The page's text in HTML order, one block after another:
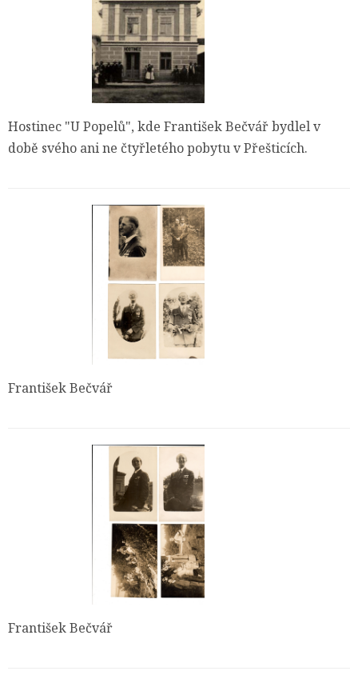
Hostinec "U Popelů", kde František Bečvář bydlel v
době svého ani ne čtyřletého pobytu v Přešticích.
František Bečvář
František Bečvář